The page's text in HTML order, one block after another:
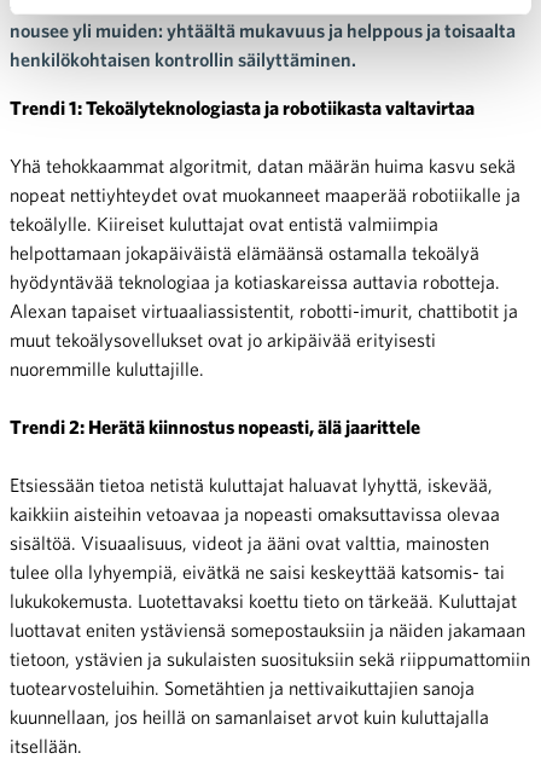
nousee yli muiden: yhtäältä mukavuus ja helppous ja toisaalta
henkilökohtaisen kontrollin säilyttäminen.
Trendi 1: Tekoälyteknologiasta ja robotiikasta valtavirtaa
Yhä tehokkaammat algoritmit, datan määrän huima kasvu sekä
nopeat nettiyhteydet ovat muokanneet maaperää robotiikalle ja
tekoälylle. Kiireiset kuluttajat ovat entistä valmiimpia
helpottamaan jokapäiväistä elämäänsä ostamalla tekoälyä
hyödyntävää teknologiaa ja kotiaskareissa auttavia robotteja.
Alexan tapaiset virtuaaliassistentit, robotti-imurit, chattibotit ja
muut tekoälysovellukset ovat jo arkipäivää erityisesti
nuoremmille kuluttajille.
Trendi 2: Herätä kiinnostus nopeasti, älä jaarittele
Etsiessään tietoa netistä kuluttajat haluavat lyhyttä, iskevää,
kaikkiin aisteihin vetoavaa ja nopeasti omaksuttavissa olevaa
sisältöä. Visuaalisuus, videot ja ääni ovat valttia, mainosten
tulee olla lyhyempiä, eivätkä ne saisi keskeyttää katsomis- tai
lukukokemusta. Luotettavaksi koettu tieto on tärkeää. Kuluttajat
luottavat eniten ystäviensä somepostauksiin ja näiden jakamaan
tietoon, ystävien ja sukulaisten suosituksiin sekä riippumattomiin
tuotearvosteluihin. Sometähtien ja nettivaikuttajien sanoja
kuunnellaan, jos heillä on samanlaiset arvot kuin kuluttajalla
itsellään.